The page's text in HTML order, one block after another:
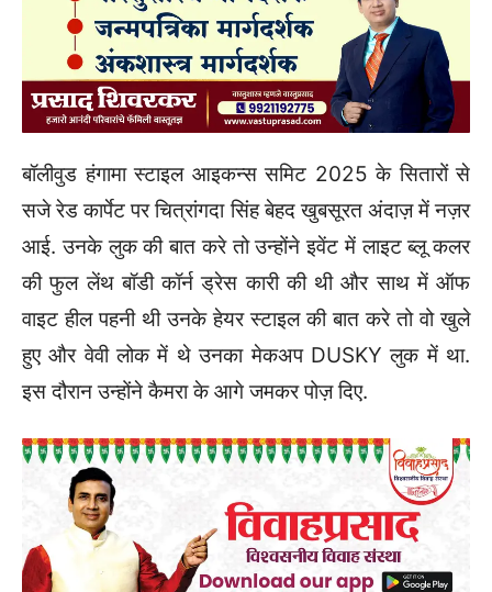
बॉलीवुड हंगामा स्टाइल आइकन्स समिट 2025 के सितारों से
सजे रेड कार्पेट पर चित्रांगदा सिंह बेहद खुबसूरत अंदाज़ में नज़र
आई. उनके लुक की बात करे तो उन्होंने इवेंट में लाइट ब्लू कलर
की फुल लेंथ बॉडी कॉर्न ड्रेस कारी की थी और साथ में ऑफ
वाइट हील पहनी थी उनके हेयर स्टाइल की बात करे तो वो खुले
हुए और वेवी लोक में थे उनका मेकअप DUSKY लुक में था.
इस दौरान उन्होंने कैमरा के आगे जमकर पोज़ दिए.